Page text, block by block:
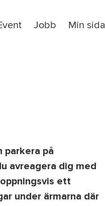
Jobb Min sida
parkera på
avreagera dig med
ett
under ärmarna där